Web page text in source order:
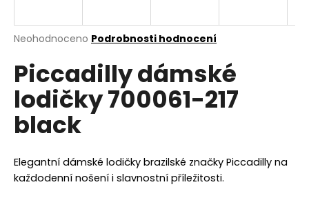
Průměrné
produktu
je
0,0
5
hvězdiček.
Neohodnoceno Podrobnosti hodnocení
Piccadilly dámské
lodičky 700061-217
black
Elegantní dámské lodičky brazilské značky Piccadilly na
každodenní nošení i slavnostní příležitosti.
j
t
?
HLEDAT